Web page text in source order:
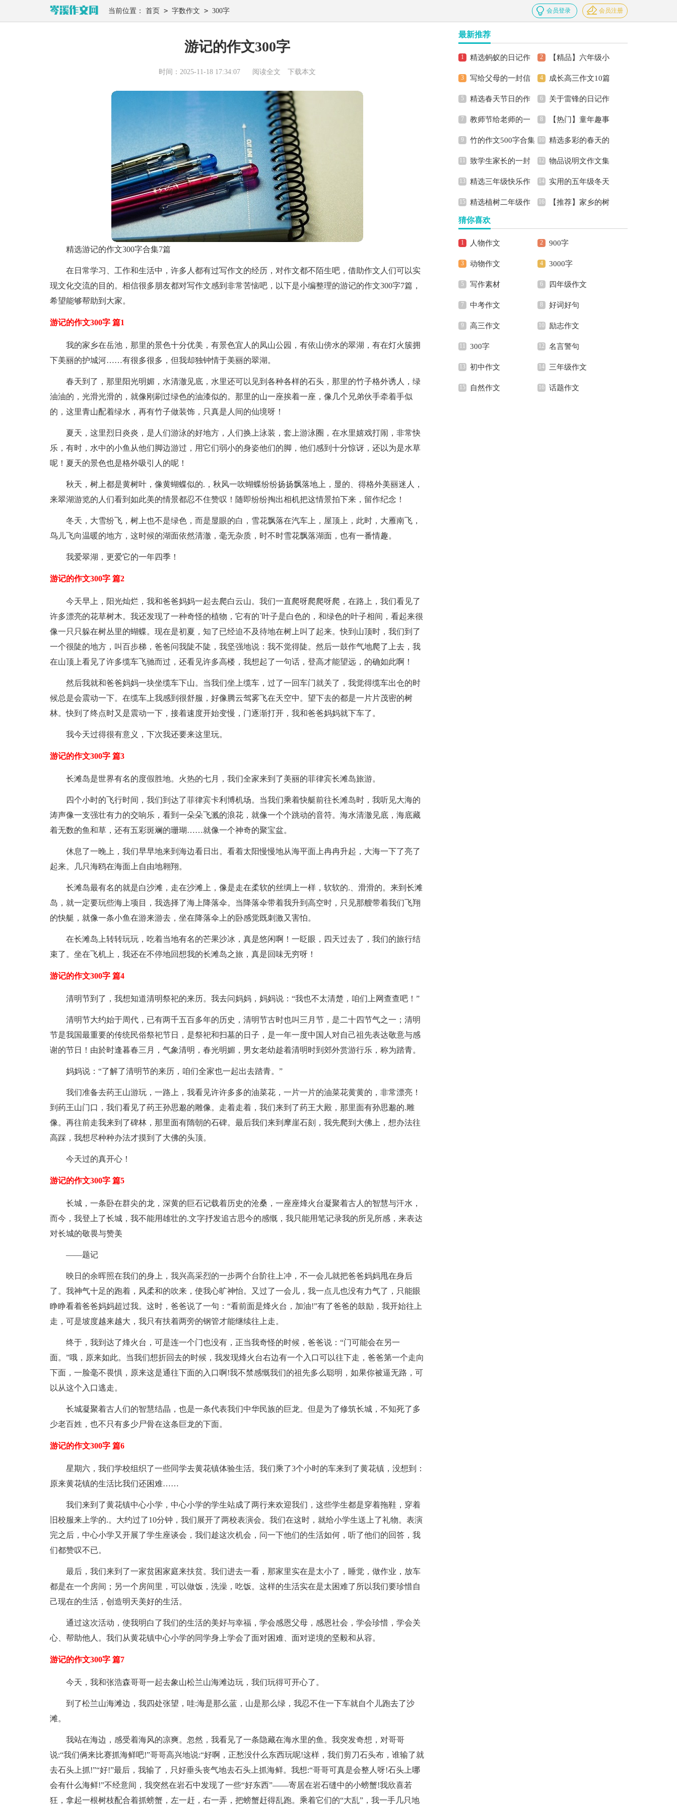
当前位置： 首页 > 字数作文 > 300字 会员登录 会员注册
游记的作文300字
时间：2025-11-18 17:34:07 阅读全文 下载本文
精选游记的作文300字合集7篇
在日常学习、工作和生活中，许多人都有过写作文的经历，对作文都不陌生吧，借助作文人们可以实
现文化交流的目的。相信很多朋友都对写作文感到非常苦恼吧，以下是小编整理的游记的作文300字7篇，
希望能够帮助到大家。
游记的作文300字 篇1
我的家乡在岳池，那里的景色十分优美，有景色宜人的凤山公园，有依山傍水的翠湖，有在灯火簇拥
下美丽的护城河……有很多很多，但我却独钟情于美丽的翠湖。
春天到了，那里阳光明媚，水清澈见底，水里还可以见到各种各样的石头，那里的竹子格外诱人，绿
油油的，光滑光滑的，就像刚刷过绿色的油漆似的。那里的山一座挨着一座，像几个兄弟伙手牵着手似
的，这里青山配着绿水，再有竹子做装饰，只真是人间的仙境呀！
夏天，这里烈日炎炎，是人们游泳的好地方，人们换上泳装，套上游泳圈，在水里嬉戏打闹，非常快
乐，有时，水中的小鱼从他们脚边游过，用它们弱小的身姿他们的脚，他们感到十分惊讶，还以为是水草
呢！夏天的景色也是格外吸引人的呢！
秋天，树上都是黄树叶，像黄蝴蝶似的.，秋风一吹蝴蝶纷纷扬扬飘落地上，显的、得格外美丽迷人，
来翠湖游览的人们看到如此美的情景都忍不住赞叹！随即纷纷掏出相机把这情景拍下来，留作纪念！
冬天，大雪纷飞，树上也不是绿色，而是显眼的白，雪花飘落在汽车上，屋顶上，此时，大雁南飞，
鸟儿飞向温暖的地方，这时候的湖面依然清澈，毫无杂质，时不时雪花飘落湖面，也有一番情趣。
我爱翠湖，更爱它的一年四季！
游记的作文300字 篇2
今天早上，阳光灿烂，我和爸爸妈妈一起去爬白云山。我们一直爬呀爬爬呀爬，在路上，我们看见了
许多漂亮的花草树木。我还发现了一种奇怪的植物，它有的`叶子是白色的，和绿色的叶子相间，看起来很
像一只只躲在树丛里的蝴蝶。现在是初夏，知了已经迫不及待地在树上叫了起来。快到山顶时，我们到了
一个很陡的地方，叫百步梯，爸爸问我陡不陡，我坚强地说：我不觉得陡。然后一鼓作气地爬了上去，我
在山顶上看见了许多缆车飞驰而过，还看见许多高楼，我想起了一句话，登高才能望远，的确如此啊！
然后我就和爸爸妈妈一块坐缆车下山。当我们坐上缆车，过了一回车门就关了，我觉得缆车出仓的时
候总是会震动一下。在缆车上我感到很舒服，好像腾云驾雾飞在天空中。望下去的都是一片片茂密的树
林。快到了终点时又是震动一下，接着速度开始变慢，门逐渐打开，我和爸爸妈妈就下车了。
我今天过得很有意义，下次我还要来这里玩。
游记的作文300字 篇3
长滩岛是世界有名的度假胜地。火热的七月，我们全家来到了美丽的菲律宾长滩岛旅游。
四个小时的飞行时间，我们到达了菲律宾卡利博机场。当我们乘着快艇前往长滩岛时，我听见大海的
涛声像一支强壮有力的交响乐，看到一朵朵飞溅的浪花，就像一个个跳动的音符。海水清澈见底，海底藏
着无数的鱼和草，还有五彩斑斓的珊瑚……就像一个神奇的聚宝盆。
休息了一晚上，我们早早地来到海边看日出。看着太阳慢慢地从海平面上冉冉升起，大海一下了亮了
起来。几只海鸥在海面上自由地翱翔。
长滩岛最有名的就是白沙滩，走在沙滩上，像是走在柔软的丝绸上一样，软软的.、滑滑的。来到长滩
岛，就一定要玩些海上项目，我选择了海上降落伞。当降落伞带着我升到高空时，只见那艘带着我们飞翔
的快艇，就像一条小鱼在游来游去，坐在降落伞上的卧感觉既刺激又害怕。
在长滩岛上转转玩玩，吃着当地有名的芒果沙冰，真是悠闲啊！一眨眼，四天过去了，我们的旅行结
束了。坐在飞机上，我还在不停地回想我的长滩岛之旅，真是回味无穷呀！
游记的作文300字 篇4
清明节到了，我想知道清明祭祀的来历。我去问妈妈，妈妈说：“我也不太清楚，咱们上网查查吧！”
清明节大约始于周代，已有两千五百多年的历史，清明节古时也叫三月节，是二十四节气之一；清明
节是我国最重要的传统民俗祭祀节日，是祭祀和扫墓的日子，是一年一度中国人对自己祖先表达敬意与感
谢的节日！由於时逢暮春三月，气象清明，春光明媚，男女老幼趁着清明时到郊外赏游行乐，称为踏青。
妈妈说：“了解了清明节的来历，咱们全家也一起出去踏青。”
我们准备去药王山游玩，一路上，我看见许许多多的油菜花，一片一片的油菜花黄黄的，非常漂亮！
到药王山门口，我们看见了药王孙思邈的雕像。走着走着，我们来到了药王大殿，那里面有孙思邈的.雕
像。再往前走我来到了碑林，那里面有隋朝的石碑。最后我们来到摩崖石刻，我先爬到大佛上，想办法往
高踩，我想尽种种办法才摸到了大佛的头顶。
今天过的真开心！
游记的作文300字 篇5
长城，一条卧在群尖的龙，深黄的巨石记载着历史的沧桑，一座座烽火台凝聚着古人的智慧与汗水，
而今，我登上了长城，我不能用雄壮的.文字抒发追古思今的感慨，我只能用笔记录我的所见所感，来表达
对长城的敬畏与赞美
——题记
映日的余晖照在我们的身上，我兴高采烈的一步两个台阶往上冲，不一会儿就把爸爸妈妈甩在身后
了。我神气十足的跑着，风柔和的吹来，使我心旷神怡。又过了一会儿，我一点儿也没有力气了，只能眼
睁睁看着爸爸妈妈超过我。这时，爸爸说了一句：“看前面是烽火台，加油!”有了爸爸的鼓励，我开始往上
走，可是坡度越来越大，我只有扶着两旁的钢管才能继续往上走。
终于，我到达了烽火台，可是连一个门也没有，正当我奇怪的时候，爸爸说：“门可能会在另一
面。”哦，原来如此。当我们想折回去的时候，我发现烽火台右边有一个入口可以往下走，爸爸第一个走向
下面，一脸毫不畏惧，原来这是通往下面的入口啊!我不禁感慨我们的祖先多么聪明，如果你被逼无路，可
以从这个入口逃走。
长城凝聚着古人们的智慧结晶，也是一条代表我们中华民族的巨龙。但是为了修筑长城，不知死了多
少老百姓，也不只有多少尸骨在这条巨龙的下面。
游记的作文300字 篇6
星期六，我们学校组织了一些同学去黄花镇体验生活。我们乘了3个小时的车来到了黄花镇，没想到：
原来黄花镇的生活比我们还困难……
我们来到了黄花镇中心小学，中心小学的学生站成了两行来欢迎我们，这些学生都是穿着拖鞋，穿着
旧校服来上学的.。大约过了10分钟，我们展开了两校表演会。我们在这时，就给小学生送上了礼物。表演
完之后，中心小学又开展了学生座谈会，我们趁这次机会，问一下他们的生活如何，听了他们的回答，我
们都赞叹不已。
最后，我们来到了一家贫困家庭来扶贫。我们进去一看，那家里实在是太小了，睡觉，做作业，放车
都是在一个房间；另一个房间里，可以做饭，洗澡，吃饭。这样的生活实在是太困难了所以我们要珍惜自
己现在的生活，创造明天美好的生活。
通过这次活动，使我明白了我们的生活的美好与幸福，学会感恩父母，感恩社会，学会珍惜，学会关
心、帮助他人。我们从黄花镇中心小学的同学身上学会了面对困难、面对逆境的坚毅和从容。
游记的作文300字 篇7
今天，我和张浩森哥哥一起去象山松兰山海滩边玩，我们玩得可开心了。
到了松兰山海滩边，我四处张望，哇:海是那么蓝，山是那么绿，我忍不住一下车就自个儿跑去了沙
滩。
我站在海边，感受着海风的凉爽。忽然，我看见了一条隐藏在海水里的鱼。我突发奇想，对哥哥
说:“我们俩来比赛抓海鲜吧!”哥哥高兴地说:“好啊，正愁没什么东西玩呢!这样，我们剪刀石头布，谁输了就
去石头上抓!”“好!”最后，我输了，只好垂头丧气地去石头上抓海鲜。我想:“哥哥可真是会整人呀!石头上哪
会有什么海鲜!”不经意间，我突然在岩石中发现了一些“好东西”——寄居在岩石缝中的小螃蟹!我欣喜若
狂，拿起一根树枝配合着抓螃蟹，左一赶，右一弄，把螃蟹赶得乱跑。乘着它们的“大乱”，我一手几只地
最新推荐
精选蚂蚁的日记作
文合集9篇
【精品】六年级小
学生作文300字三篇
写给父母的一封信 成长高三作文10篇
精选春天节日的作
文三篇
关于雷锋的日记作
文合集五篇
教师节给老师的一
封信
【热门】童年趣事
记叙文
竹的作文500字合集
六篇
精选多彩的春天的
作文500字3篇
致学生家长的一封
信
物品说明文作文集
锦6篇
精选三年级快乐作
文6篇
实用的五年级冬天
作文300字锦集十篇
精选植树二年级作
文300字汇编五篇
【推荐】家乡的树
猜你喜欢
人物作文 900字
动物作文 3000字
写作素材 四年级作文
中考作文 好词好句
高三作文 励志作文
300字 名言警句
初中作文 三年级作文
自然作文 话题作文